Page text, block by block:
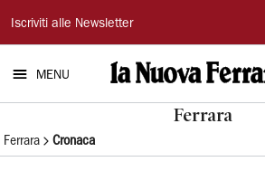
La
Nuova
Ferrara
Iscriviti alle Newsletter
MENU
Ferrara
Ferrara Cronaca